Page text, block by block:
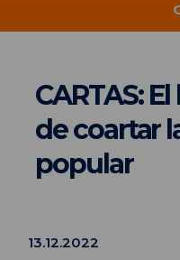
CARTAS:
de coartar
popular
13.12.2022